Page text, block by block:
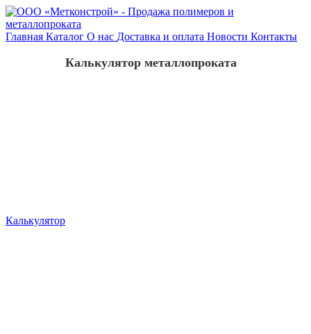
Главная Каталог О нас Доставка и оплата Новости Контакты
Калькулятор
Калькулятор металлопроката